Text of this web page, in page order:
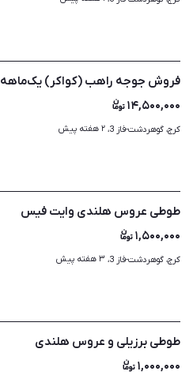
فروش جوجه راهب (کواکر) یک‌ماهه
۱۴,۵۰۰,۰۰۰
کرج، گوهردشت-فاز 3، ۲ هفته پیش
طوطی عروس هلندی وایت فیس
۱,۵۰۰,۰۰۰
کرج، گوهردشت-فاز 3، ۳ هفته پیش
طوطی برزیلی و عروس هلندی
۱,۰۰۰,۰۰۰